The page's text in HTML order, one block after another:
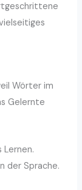
Wörter im
Gelernte
der Sprache.